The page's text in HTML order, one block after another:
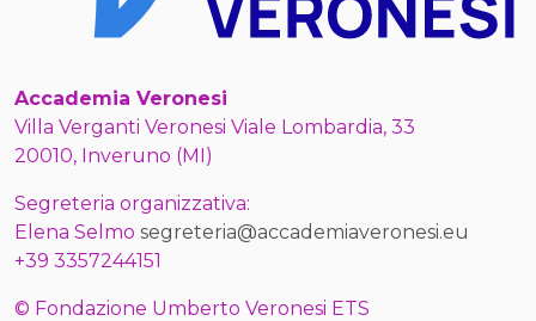
Accademia Veronesi
Villa Verganti Veronesi Viale Lombardia, 33
20010, Inveruno (MI)
Segreteria organizzativa:
Elena Selmo segreteria@accademiaveronesi.eu
+39 3357244151
© Fondazione Umberto Veronesi ETS